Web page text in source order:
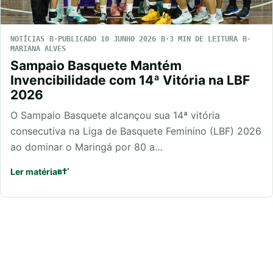
NOTÍCIAS PUBLICADO 10 JUNHO 2026
3 MIN DE LEITURA
MARIANA ALVES
Sampaio Basquete Mantém
Invencibilidade com 14ª Vitória na LBF
2026
O Sampaio Basquete alcançou sua 14ª vitória
consecutiva na Liga de Basquete Feminino (LBF) 2026
ao dominar o Maringá por 80 a…
Ler matéria